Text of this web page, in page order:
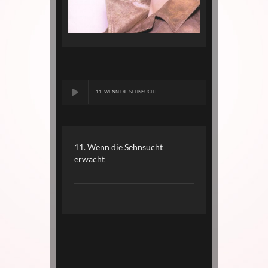
11. WENN DIE SEHNSUCHT...
11. Wenn die Sehnsucht
erwacht